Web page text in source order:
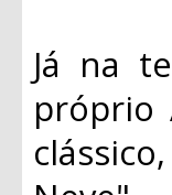
Já na
próprio